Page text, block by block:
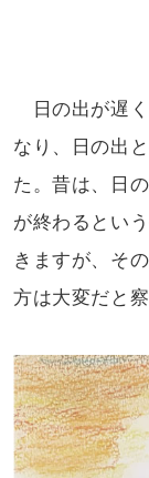
日の出が遅く
なり、日の出
た。昔は、日
が終わると い
きますが、そ
方は大変だと察